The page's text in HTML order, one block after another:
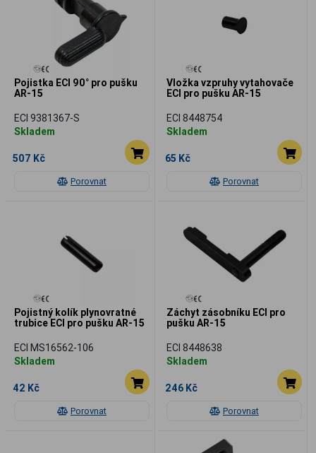
Porovnat
Pojistka ECI 90° pro pušku
AR-15
ECI 9381367-S
Skladem
507 Kč
Porovnat
Vložka vzpruhy vytahovače
ECI pro pušku AR-15
ECI 8448754
Skladem
65 Kč
Porovnat
Pojistný kolík plynovratné
trubice ECI pro pušku AR-15
ECI MS16562-106
Skladem
42 Kč
Porovnat
Záchyt zásobníku ECI pro
pušku AR-15
ECI 8448638
Skladem
246 Kč